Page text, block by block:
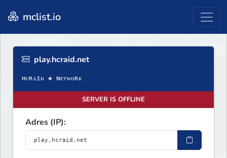
mclist.io
play.hcraid.net
SERVER IS OFFLINE
Adres (IP):